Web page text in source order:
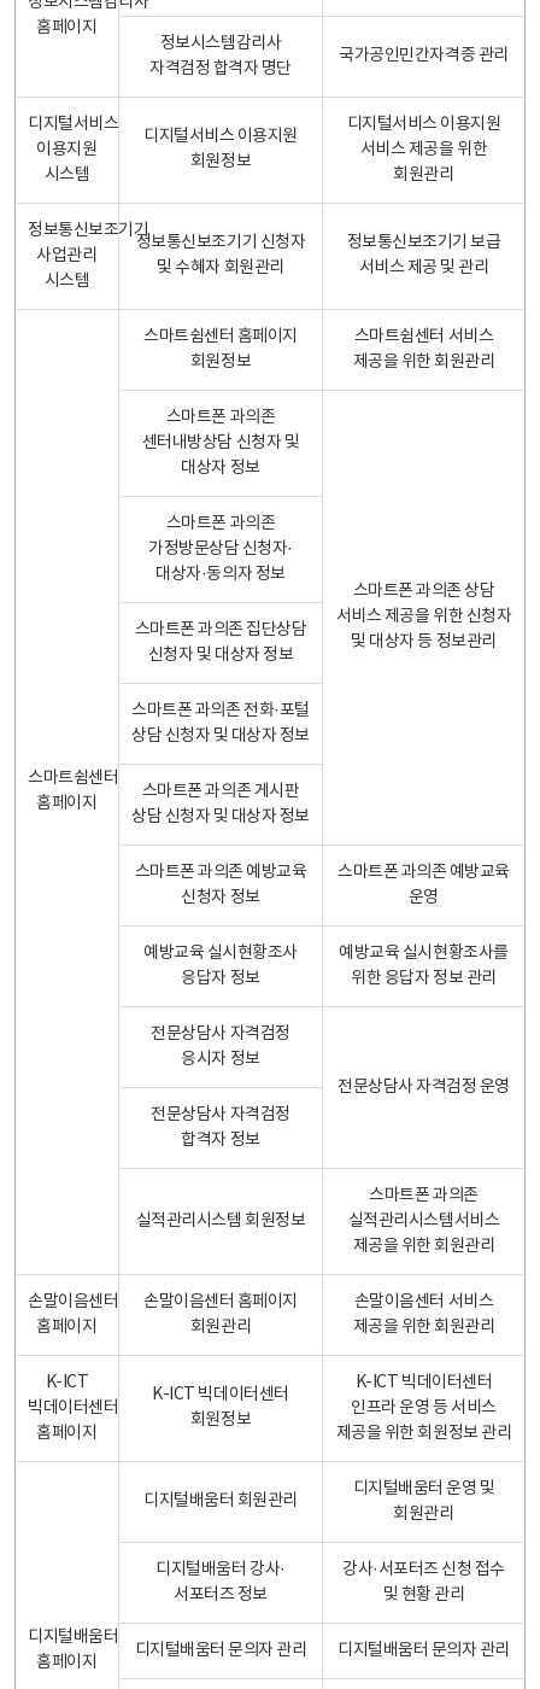
홈페이지
정보시스템감리사
자격검정 합격자 명단
국가공인민간자격증 관리
디지털서비스
이용지원
시스템
디지털서비스 이용지원
회원정보
디지털서비스 이용지원
서비스 제공을 위한
회원관리
정보통신보조기기
사업관리
시스템
정보통신보조기기 신청자
및 수혜자 회원관리
정보통신보조기기 보급
서비스 제공 및 관리
스마트쉼센터
홈페이지
스마트쉼센터 홈페이지
회원정보
스마트쉼센터 서비스
제공을 위한 회원관리
스마트폰 과의존
센터내방상담 신청자 및
대상자 정보
스마트폰 과의존 상담
서비스 제공을 위한 신청자
및 대상자 등 정보관리
스마트폰 과의존
가정방문상담 신청자·
대상자·동의자 정보
스마트폰 과의존 집단상담
신청자 및 대상자 정보
스마트폰 과의존 전화·포털
상담 신청자 및 대상자 정보
스마트폰 과의존 게시판
상담 신청자 및 대상자 정보
스마트폰 과의존 예방교육
신청자 정보
스마트폰 과의존 예방교육
운영
예방교육 실시현황조사
응답자 정보
예방교육 실시현황조사를
위한 응답자 정보 관리
전문상담사 자격검정
응시자 정보
전문상담사 자격검정 운영
전문상담사 자격검정
합격자 정보
실적관리시스템 회원정보
스마트폰 과의존
실적관리시스템서비스
제공을 위한 회원관리
손말이음센터
홈페이지
손말이음센터 홈페이지
회원관리
손말이음센터 서비스
제공을 위한 회원관리
K-ICT
빅데이터센터
홈페이지
K-ICT 빅데이터센터
회원정보
K-ICT 빅데이터센터
인프라 운영 등 서비스
제공을 위한 회원정보 관리
디지털배움터
홈페이지
디지털배움터 회원관리
디지털배움터 운영 및
회원관리
디지털배움터 강사·
서포터즈 정보
강사·서포터즈 신청 접수
및 현황 관리
디지털배움터 문의자 관리 디지털배움터 문의자 관리